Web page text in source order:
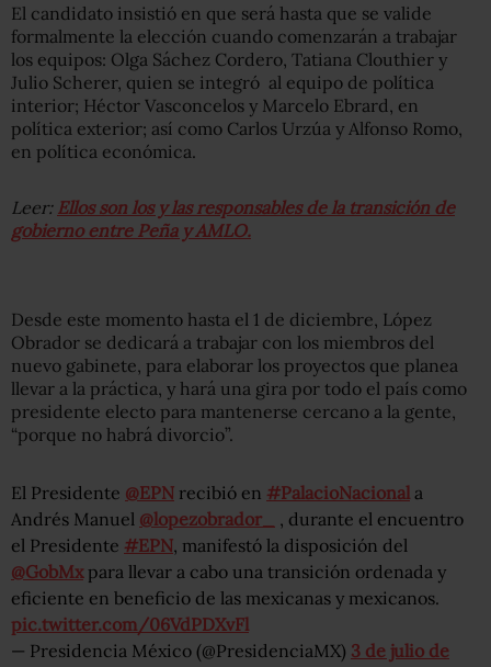
El candidato insistió en que será hasta que se valide
formalmente la elección cuando comenzarán a trabajar
los equipos: Olga Sáchez Cordero, Tatiana Clouthier y
Julio Scherer, quien se integró al equipo de política
interior; Héctor Vasconcelos y Marcelo Ebrard, en
política exterior; así como Carlos Urzúa y Alfonso Romo,
en política económica.
Leer: Ellos son los y las responsables de la transición de
gobierno entre Peña y AMLO.
Desde este momento hasta el 1 de diciembre, López
Obrador se dedicará a trabajar con los miembros del
nuevo gabinete, para elaborar los proyectos que planea
llevar a la práctica, y hará una gira por todo el país como
presidente electo para mantenerse cercano a la gente,
“porque no habrá divorcio”.
El Presidente @EPN recibió en #PalacioNacional a
Andrés Manuel @lopezobrador_
, durante el encuentro
el Presidente #EPN , manifestó la disposición del
@GobMx para llevar a cabo una transición ordenada y
eficiente en beneficio de las mexicanas y mexicanos.
pic.twitter.com/06VdPDXvFl
— Presidencia México (@PresidenciaMX) 3 de julio de